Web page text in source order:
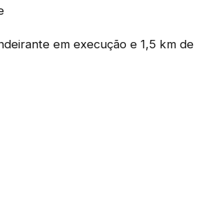
em execução e 1,5 km de